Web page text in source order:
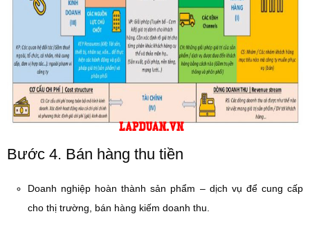
Bước 4. Bán hàng thu tiền
Doanh nghiệp hoàn thành sản phẩm – dịch vụ để cung cấp
cho thị trường, bán hàng kiếm doanh thu.